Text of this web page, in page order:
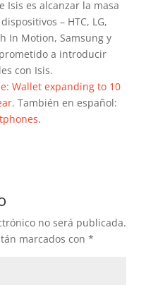
Isis es alcanzar la masa
– HTC, LG,
In Motion, Samsung y
a introducir
con Isis.
Wallet expanding to 10
. También en español:
.
no será publicada.
marcados con *